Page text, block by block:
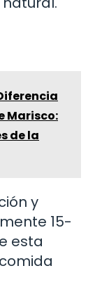
Marisco:
de la
y
15-
esta